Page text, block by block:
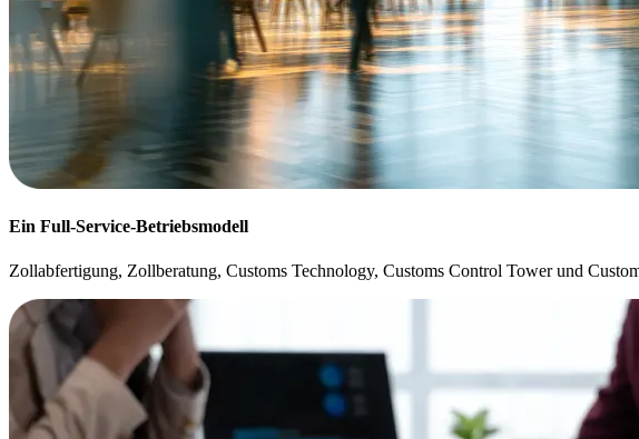
Ein Full-Service-Betriebsmodell
Zollabfertigung, Zollberatung, Customs Technology, Customs Control Tower und